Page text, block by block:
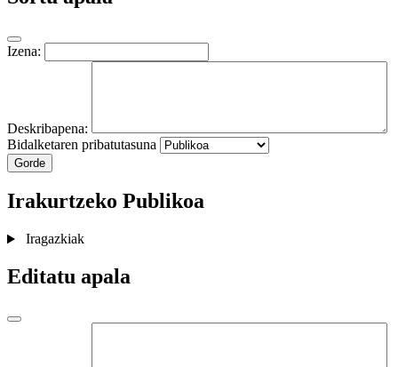
Izena:
Deskribapena:
Bidalketaren pribatutasuna
Gorde
Irakurtzeko Publikoa
Iragazkiak
Editatu apala